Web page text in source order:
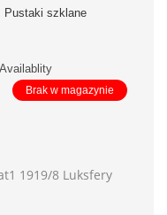
Pustaki szklane
Availablity
Brak w magazynie
1919/8 Luksfery